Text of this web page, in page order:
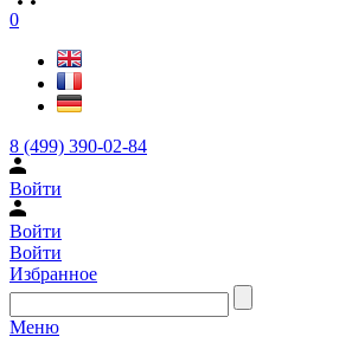
0
8 (499) 390-02-84
Войти
Войти
Войти
Избранное
Меню